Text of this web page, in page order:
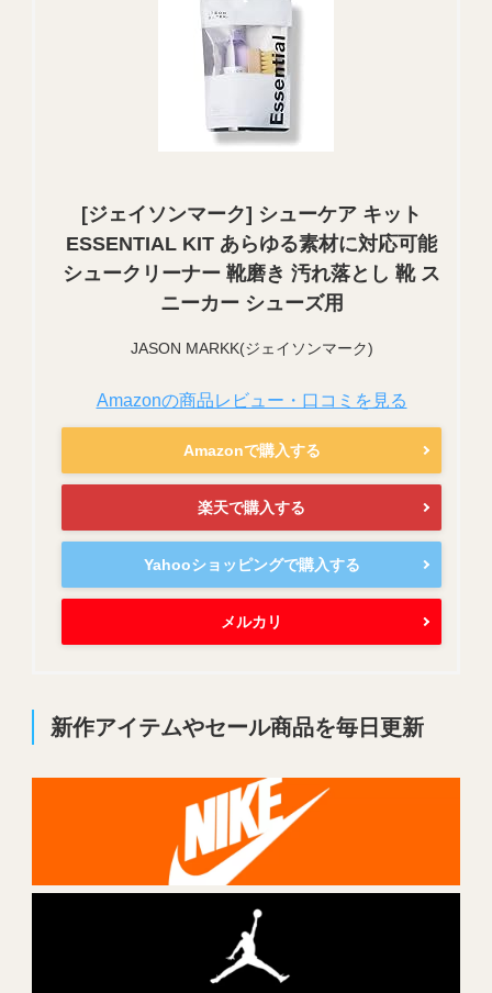
[ジェイソンマーク] シューケア キット
ESSENTIAL KIT あらゆる素材に対応可能
シュークリーナー 靴磨き 汚れ落とし 靴 ス
ニーカー シューズ用
JASON MARKK(ジェイソンマーク)
Amazonの商品レビュー・口コミを見る
Amazonで購入する
楽天で購入する
Yahooショッピングで購入する
メルカリ
新作アイテムやセール商品を毎日更新